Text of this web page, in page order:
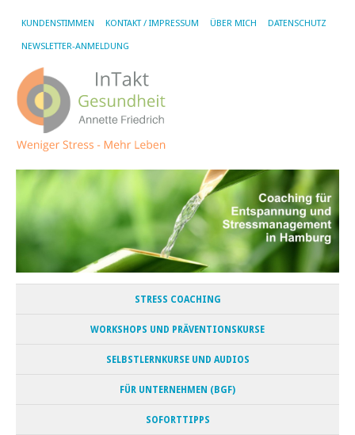
KUNDENSTIMMEN KONTAKT / IMPRESSUM ÜBER MICH DATENSCHUTZ
NEWSLETTER-ANMELDUNG
STRESS COACHING
WORKSHOPS UND PRÄVENTIONSKURSE
SELBSTLERNKURSE UND AUDIOS
FÜR UNTERNEHMEN (BGF)
SOFORTTIPPS